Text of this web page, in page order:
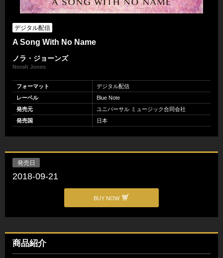
デジタル配信
A Song With No Name
ノラ・ジョーンズ
Norah Jones
フォーマット
デジタル配信
レーベル
Blue Note
発売元
ユニバーサル ミュージック合同会社
発売国
日本
発売日
2018-09-21
BUY NOW
商品紹介